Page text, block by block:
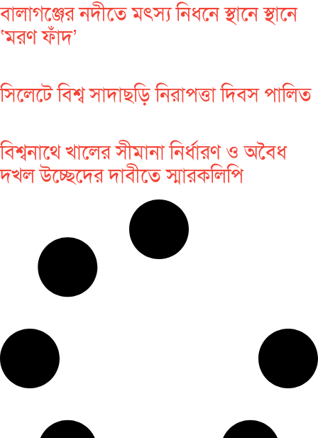
বালাগঞ্জের নদীতে মৎস্য নিধনে স্থানে স্থানে
‘মরণ ফাঁদ’
সিলেটে বিশ্ব সাদাছড়ি নিরাপত্তা দিবস পালিত
বিশ্বনাথে খালের সীমানা নির্ধারণ ও অবৈধ
দখল উচ্ছেদের দাবীতে স্মারকলিপি